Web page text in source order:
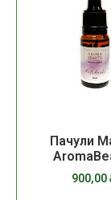
Пачули
900,00